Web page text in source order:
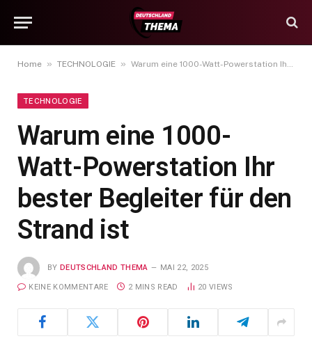
Home » TECHNOLOGIE » Warum eine 1000-Watt-Powerstation Ihr bester Begleiter für den Strand ist
TECHNOLOGIE
Warum eine 1000-
Watt-Powerstation Ihr
bester Begleiter für den
Strand ist
BY DEUTSCHLAND THEMA MAI 22, 2025
KEINE KOMMENTARE 2 MINS READ 20 VIEWS